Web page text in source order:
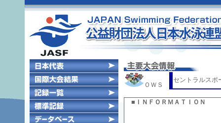
ＯＷＳ
セントラルスポ
■ＩＮＦＯＲＭＡＴＩＯＮ